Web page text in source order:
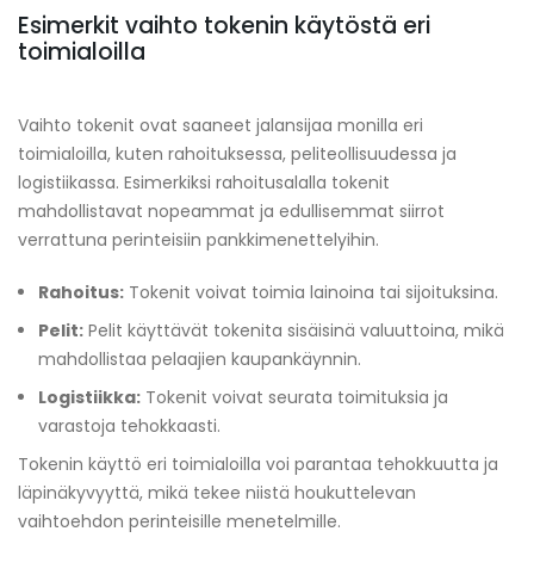
Esimerkit vaihto tokenin käytöstä eri
toimialoilla
Vaihto tokenit ovat saaneet jalansijaa monilla eri
toimialoilla, kuten rahoituksessa, peliteollisuudessa ja
logistiikassa. Esimerkiksi rahoitusalalla tokenit
mahdollistavat nopeammat ja edullisemmat siirrot
verrattuna perinteisiin pankkimenettelyihin.
Rahoitus: Tokenit voivat toimia lainoina tai sijoituksina.
Pelit: Pelit käyttävät tokenita sisäisinä valuuttoina, mikä
mahdollistaa pelaajien kaupankäynnin.
Logistiikka: Tokenit voivat seurata toimituksia ja
varastoja tehokkaasti.
Tokenin käyttö eri toimialoilla voi parantaa tehokkuutta ja
läpinäkyvyyttä, mikä tekee niistä houkuttelevan
vaihtoehdon perinteisille menetelmille.